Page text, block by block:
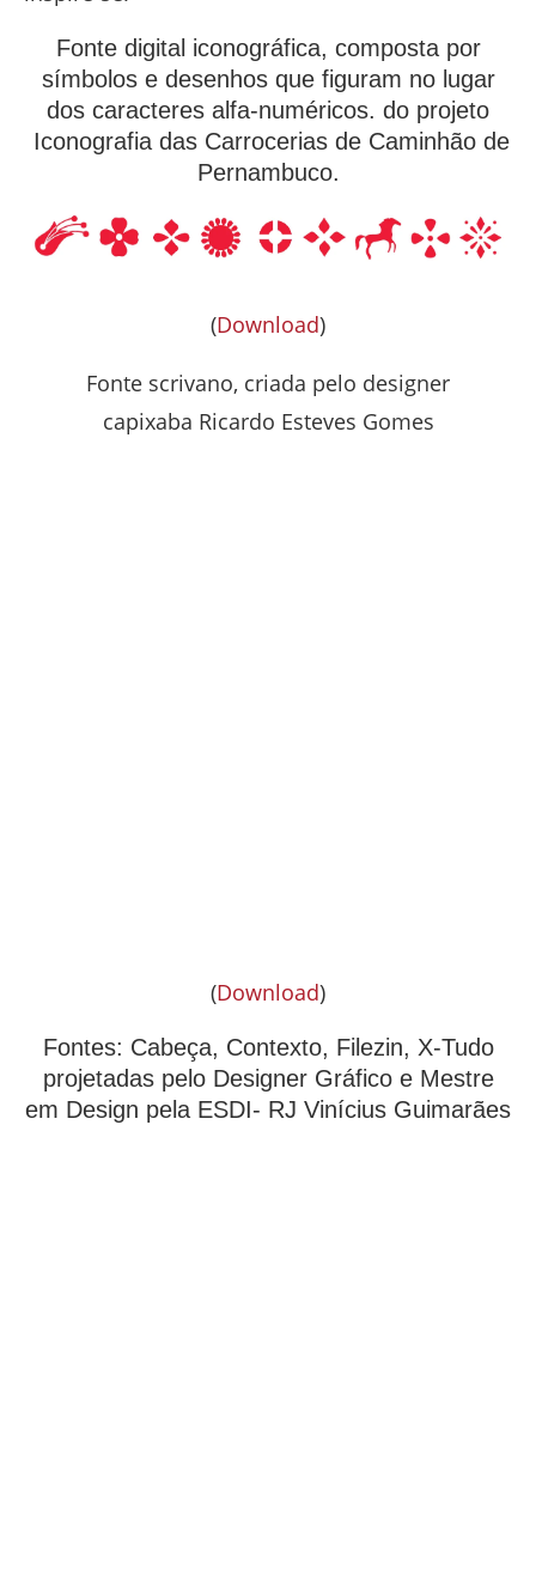
Fonte digital iconográfica, composta por
símbolos e desenhos que figuram no lugar
dos caracteres alfa-numéricos. do projeto
Iconografia das Carrocerias de Caminhão de
Pernambuco.
(Download)
Fonte scrivano, criada pelo designer
capixaba Ricardo Esteves Gomes
(Download)
Fontes: Cabeça, Contexto, Filezin, X-Tudo
projetadas pelo Designer Gráfico e Mestre
em Design pela ESDI- RJ Vinícius Guimarães